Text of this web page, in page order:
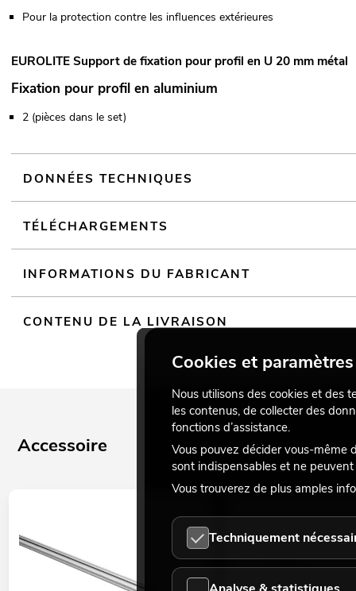
Pour la protection contre les influences extérieures
EUROLITE Support de fixation pour profil en U 20 mm métal
Fixation pour profil en aluminium
2 (pièces dans le set)
DONNÉES TECHNIQUES
TÉLÉCHARGEMENTS
INFORMATIONS DU FABRICANT
CONTENU DE LA LIVRAISON
Accessoire
Cookies et
Nous utilisons des cookies et des
les contenus, de collecter des
fonctions d’assistance.
Vous pouvez décider vous-même
sont indispensables et ne
Vous trouverez de plus amples
Techniquement